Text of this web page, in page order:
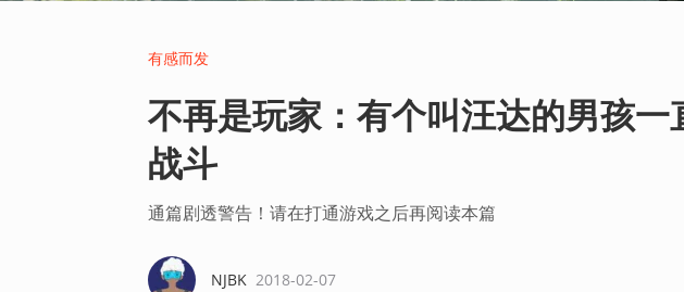
有感而发
不再是玩家：有个叫汪达的男孩一
战斗
通篇剧透警告！请在打通游戏之后再阅读本篇
NJBK 2018-02-07